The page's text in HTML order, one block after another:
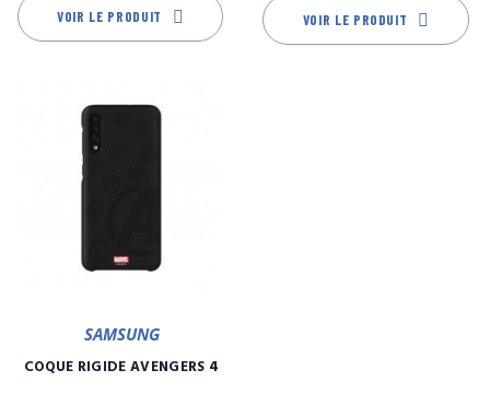
VOIR LE PRODUIT VOIR LE PRODUIT
SAMSUNG
COQUE RIGIDE AVENGERS 4